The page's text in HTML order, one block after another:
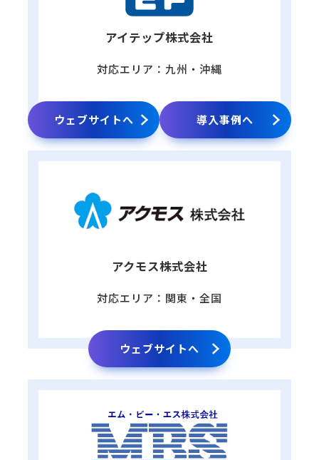
アイテップ株式会社
対応エリア：九州・沖縄
ウェブサイトへ 導入事例へ
アクモス株式会社
対応エリア：関東・全国
ウェブサイトへ